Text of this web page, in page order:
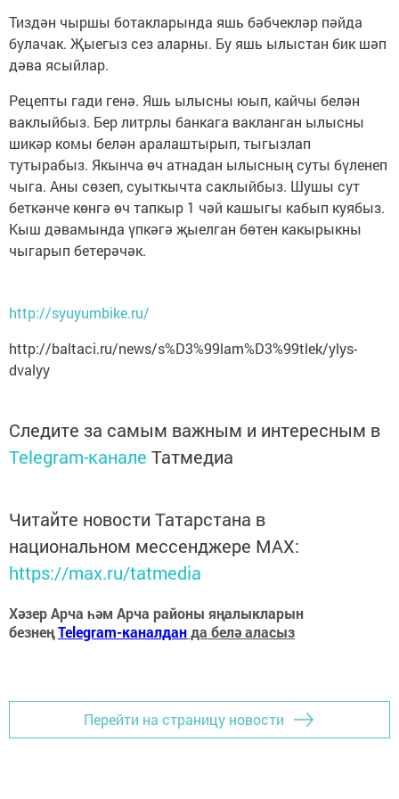
Тиздән чыршы ботакларында яшь бәбчекләр пәйда
булачак. Җыегыз сез аларны. Бу яшь ылыстан бик шәп
дәва ясыйлар.
Рецепты гади генә. Яшь ылысны юып, кайчы белән
ваклыйбыз. Бер литрлы банкага вакланган ылысны
шикәр комы белән аралаштырып, тыгызлап
тутырабыз. Якынча өч атнадан ылысның суты бүленеп
чыга. Аны сөзеп, суыткычта саклыйбыз. Шушы сут
беткәнче көнгә өч тапкыр 1 чәй кашыгы кабып куябыз.
Кыш дәвамында үпкәгә җыелган бөтен какырыкны
чыгарып бетерәчәк.
http://syuyumbike.ru/
http://baltaci.ru/news/s%D3%99lam%D3%99tlek/ylys-
dvalyy
Следите за самым важным и интересным в
Telegram-канале Татмедиа
Читайте новости Татарстана в
национальном мессенджере MАХ:
https://max.ru/tatmedia
Хәзер Арча һәм Арча районы яңалыкларын
безнеңTelegram-каналданда белә аласыз
Перейти на страницу новости